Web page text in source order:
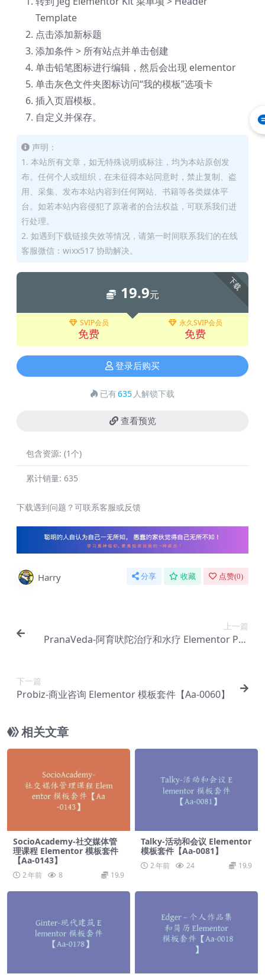
Template
点击添加新标题
添加条件 > 所有站点并单击创建
单击铅笔图标进行编辑，然后会出现 elementor
单击灰色文件夹图标访问“我的模板”选项卡
插入页眉模板。
自定义并保存。
声明：
1. 本站所有文章，如无特殊说明或标注，均为本站原创发
布。任何个人或组织，在未征得本站同意时，禁止复制、盗
用、采集、发布本站内容到任何网站、书籍等各类媒体平
台。如若本站内容侵犯了原著者的合法权益，可联系我们进
行处理。
2. 如遇到下载链接失效等情况，请第一时间联系我们的在线
客服微信：wixx517 协助解决。
下载
19.9元
SVIP会员
免费
永久SVIP会员
免费
登录后购买
已有635 人解锁下载
查看预览
包含资源: (1个)
累计销量: 635
下载遇到问题？可联系客服或反馈
Harry 分享 收藏 点赞(0)
上一篇
PranaVeda-阿育吠陀治疗和水疗 Elementor Pro
下一篇
Probiz-商业咨询 Elementor 模板套件【Aa-0060】
相关文章
SocioAcademy-社交媒体管
理课程 Elementor 模板套件
【Aa-0143】
2 年前 8 19.9
Talky-活动和会议 Elementor
模板套件【Aa-0081】
2 年前 24 19.9